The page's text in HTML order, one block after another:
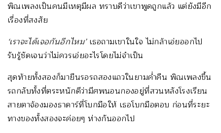
พิณเพลงเป็นคนมีเหตุมีผล ทราบดีว่าเขาพูดถูกแล้ว แต่ยังมีอีก
เรื่องที่สงสัย
‘เราจะได้เจอกันอีกไหม’เธอถามเขาในใจ ไม่กล้าเอ่ยออกไป
รับรู้ชัดเจนว่าไม่ควรเอ่ยอะไรโดยไม่จำเป็น
สุดท้ายทั้งสองก็มายืนรอรถสองแถวในยามค่ำคืน พิณเพลงขึ้น
รถกลับทั้งที่ตระหนักดีว่ามีศพนอนกองอยู่ที่สวนหลังโรงเรียน
สายตาจ้องมองธาดาร์ที่โบกมือให้ เธอโบกมือตอบ ก่อนที่ระยะ
ทางของทั้งสองจะค่อยๆ ห่างกันออกไป